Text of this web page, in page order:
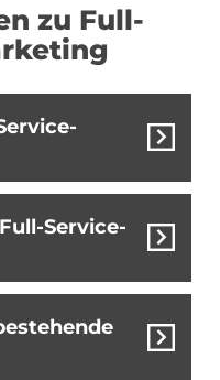
zu Full-
unterstützt
Ziel
und eine
Service-
lohnt sich
nicht aus